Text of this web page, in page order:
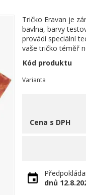
Tričko Eravan je
bavlna, barvy
provádí speciální
vaše tričko téměř
Kód produktu
Varianta
Cena s DPH
dnů